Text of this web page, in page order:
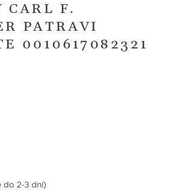
CARL F.
PATRAVI
0010617082321
do 2-3 dní)